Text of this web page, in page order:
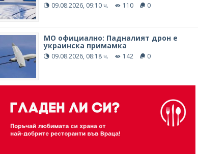
09.08.2026, 09:10 ч. 110 0
МО официално: Падналият дрон е
украинска примамка
09.08.2026, 08:18 ч. 142 0